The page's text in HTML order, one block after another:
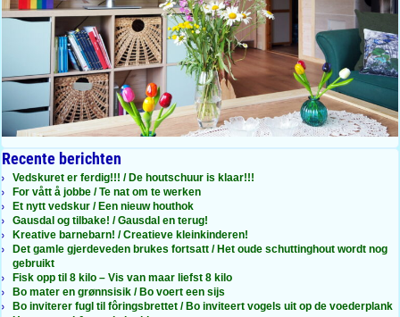
Recente berichten
Vedskuret er ferdig!!! / De houtschuur is klaar!!!
For vått å jobbe / Te nat om te werken
Et nytt vedskur / Een nieuw houthok
Gausdal og tilbake! / Gausdal en terug!
Kreative barnebarn! / Creatieve kleinkinderen!
Det gamle gjerdeveden brukes fortsatt / Het oude schuttinghout wordt nog
gebruikt
Fisk opp til 8 kilo – Vis van maar liefst 8 kilo
Bo mater en grønnsisik / Bo voert een sijs
Bo inviterer fugl til fôringsbrettet / Bo inviteert vogels uit op de voederplank